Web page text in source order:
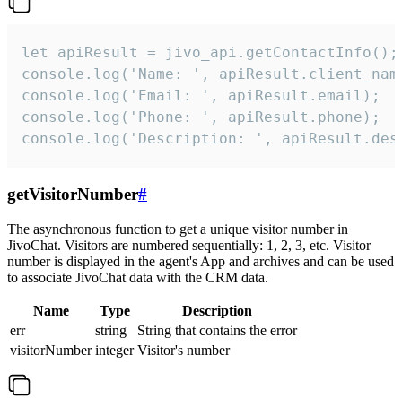
let apiResult = jivo_api.getContactInfo();
console.log('Name: ',
console.log('Email: ', apiResult.email);
console.log('Phone: ', apiResult.phone);
console.log('Description: ',
getVisitorNumber#
The asynchronous function to get a unique visitor number in
JivoChat. Visitors are numbered sequentially: 1, 2, 3, etc. Visitor
number is displayed in the agent's App and archives and can be used
to associate JivoChat data with the CRM data.
Name Type
Description
err
string
String that contains the error
visitorNumber integer Visitor's number